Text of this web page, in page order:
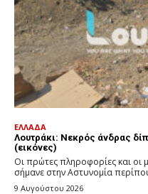
ΕΛΛΑΔΑ
Λουτράκι: Νεκρός άνδρας
(εικόνες)
Οι πρώτες πληροφορίες και οι
σήμανε στην Αστυνομία
9 Αυγούστου 2026